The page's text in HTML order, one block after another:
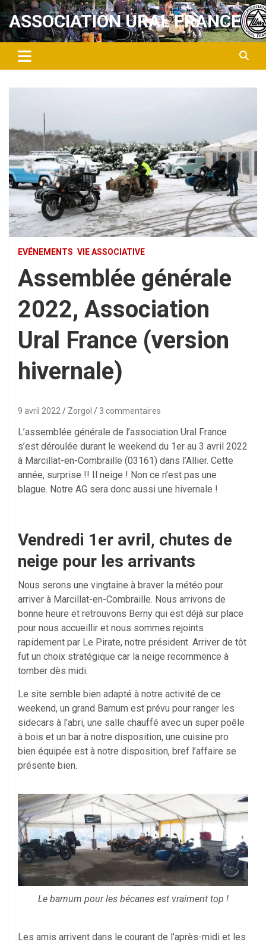
Aller
au
contenu
ASSOCIATION URAL FRANCE
EVÉNEMENTS VIE ASSOCIATIVE
Assemblée générale
2022, Association
Ural France (version
hivernale)
9 avril 2022 Zorgol 3 commentaires
L’assemblée générale de l’association Ural France
s’est déroulée durant le weekend du 1er au 3 avril 2022
à Marcillat-en-Combraille (03161) dans l’Allier. Cette
année, surprise !! Il neige ! Non ce n’est pas une
blague. Notre AG sera donc aussi une hivernale !
Vendredi 1er avril, chutes de
neige pour les arrivants
Nous serons une vingtaine à braver la météo pour
arriver à Marcillat-en-Combraille. Nous arrivons de
bonne heure et retrouvons Berny qui est déjà sur place
pour nous accueillir et nous sommes rejoints
rapidement par Le Pirate, notre président. Arriver de tôt
fut un choix stratégique car la neige recommence à
tomber dès midi.
Le site semble bien adapté à notre activité de ce
weekend, un grand Barnum est prévu pour ranger les
sidecars à l’abri, une salle chauffé avec un super poêle
à bois et un bar à notre disposition, une cuisine pro
bien équipée est à notre disposition, bref l’affaire se
présente bien.
Le barnum pour les bécanes est vraiment top !
Les amis arrivent dans le courant de l’après-midi et les